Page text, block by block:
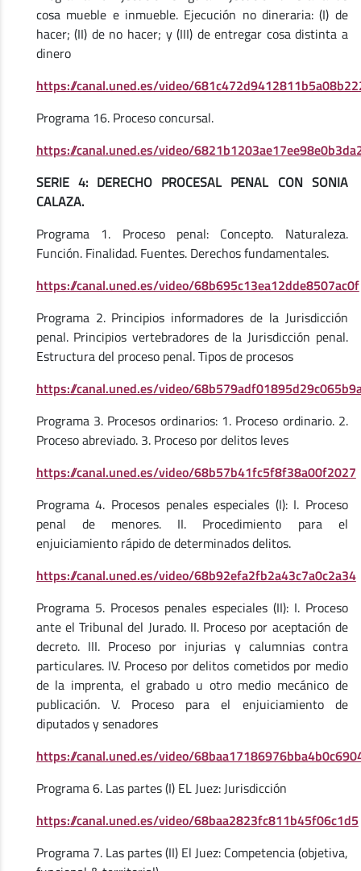
cosa mueble e inmueble. Ejecución no dineraria: (I) de
hacer; (II) de no hacer; y (III) de entregar cosa distinta a
dinero
https://canal.uned.es/video/
Programa 16. Proceso concursal.
https://canal.uned.es/video/
SERIE 4: DERECHO PROCESAL PENAL CON SONIA
CALAZA.
Programa 1. Proceso penal: Concepto. Naturaleza.
Función. Finalidad. Fuentes. Derechos fundamentales.
https://canal.uned.es/video/68b695c13ea12dde8507ac0f
Programa 2. Principios informadores de la Jurisdicción
penal. Principios vertebradores de la Jurisdicción penal.
Estructura del proceso penal. Tipos de procesos
https://canal.uned.es/video/
Programa 3. Procesos ordinarios: 1. Proceso ordinario. 2.
Proceso abreviado. 3. Proceso por delitos leves
https://canal.uned.es/video/68b57b41fc5f8f38a00f2027
Programa 4. Procesos penales especiales (I): I. Proceso
penal de menores. II. Procedimiento para el
enjuiciamiento rápido de determinados delitos.
https://canal.uned.es/video/68b92efa2fb2a43c7a0c2a34
Programa 5. Procesos penales especiales (II): I. Proceso
ante el Tribunal del Jurado. II. Proceso por aceptación de
decreto. III. Proceso por injurias y calumnias contra
particulares. IV. Proceso por delitos cometidos por medio
de la imprenta, el grabado u otro medio mecánico de
publicación. V. Proceso para el enjuiciamiento de
diputados y senadores
https://canal.uned.es/video/
Programa 6. Las partes (I) EL Juez: Jurisdicción
https://canal.uned.es/video/68baa2823fc811b45f06c1d5
Programa 7. Las partes (II) El Juez: Competencia (objetiva,